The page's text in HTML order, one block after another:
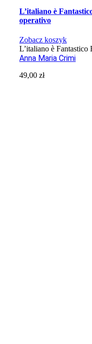
L’italiano è
operativo
Zobacz koszyk
L’italiano è
Anna Maria Crimi
49,00zł